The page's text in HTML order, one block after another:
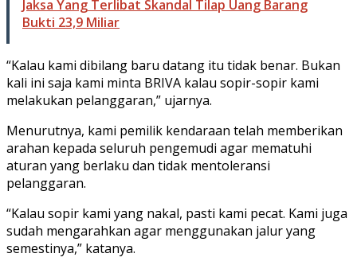
Jaksa Yang Terlibat Skandal Tilap Uang Barang
Bukti 23,9 Miliar
“Kalau kami dibilang baru datang itu tidak benar. Bukan
kali ini saja kami minta BRIVA kalau sopir-sopir kami
melakukan pelanggaran,” ujarnya.
Menurutnya, kami pemilik kendaraan telah memberikan
arahan kepada seluruh pengemudi agar mematuhi
aturan yang berlaku dan tidak mentoleransi
pelanggaran.
“Kalau sopir kami yang nakal, pasti kami pecat. Kami juga
sudah mengarahkan agar menggunakan jalur yang
semestinya,” katanya.